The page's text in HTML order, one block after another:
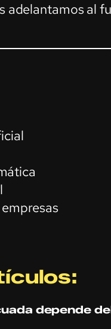
adelantamos al
depende